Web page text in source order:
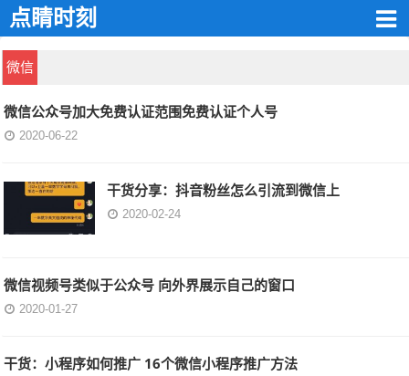
点睛时刻
微信
微信公众号加大免费认证范围免费认证个人号
2020-06-22
干货分享：抖音粉丝怎么引流到微信上
2020-02-24
微信视频号类似于公众号 向外界展示自己的窗口
2020-01-27
干货：小程序如何推广 16个微信小程序推广方法